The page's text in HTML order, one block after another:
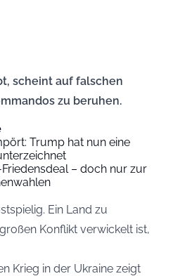
scheint auf falschen
zu beruhen.
Trump hat nun eine
– doch nur zur
Ein Land zu
Konflikt verwickelt ist,
Krieg in der Ukraine zeigt